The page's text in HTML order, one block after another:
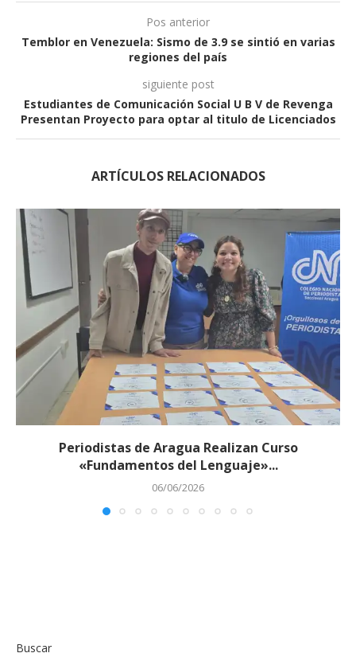
Pos anterior
Temblor en Venezuela: Sismo de 3.9 se sintió en varias
regiones del país
siguiente post
Estudiantes de Comunicación Social U B V de Revenga
Presentan Proyecto para optar al titulo de Licenciados
ARTÍCULOS RELACIONADOS
Periodistas de Aragua Realizan Curso
«Fundamentos del Lenguaje»...
06/06/2026
Buscar